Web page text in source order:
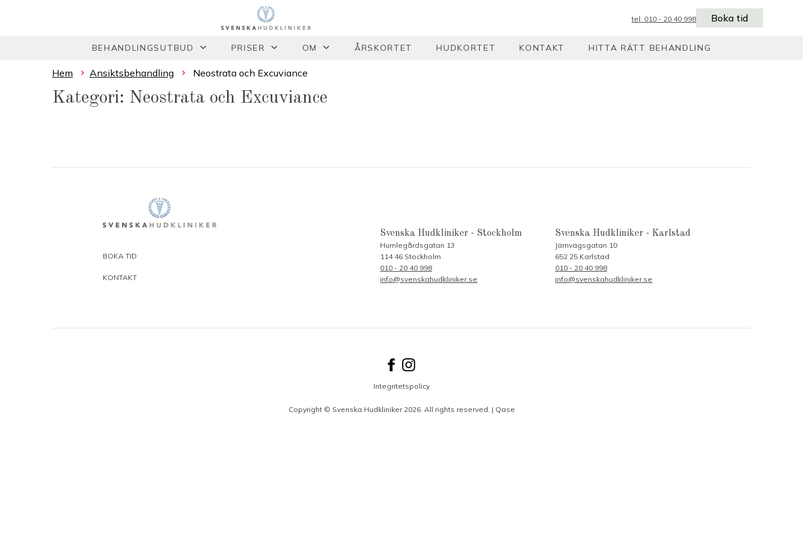
tel: 010 - 20 40 998 Boka tid
BEHANDLINGSUTBUD PRISER OM ÅRSKORTET HUDKORTET KONTAKT HITTA RÄTT BEHANDLING
Hem Ansiktsbehandling Neostrata och Excuviance
Kategori: Neostrata och Excuviance
BOKA TID
KONTAKT
Svenska Hudkliniker - Stockholm
Humlegårdsgatan 13
114 46 Stockholm
010 - 20 40 998
info@svenskahudkliniker.se
Svenska Hudkliniker - Karlstad
Järnvägsgatan 10
652 25 Karlstad
010 - 20 40 998
info@svenskahudkliniker.se
Integritetspolicy
Copyright © Svenska Hudkliniker 2026. All rights reserved. | Qase